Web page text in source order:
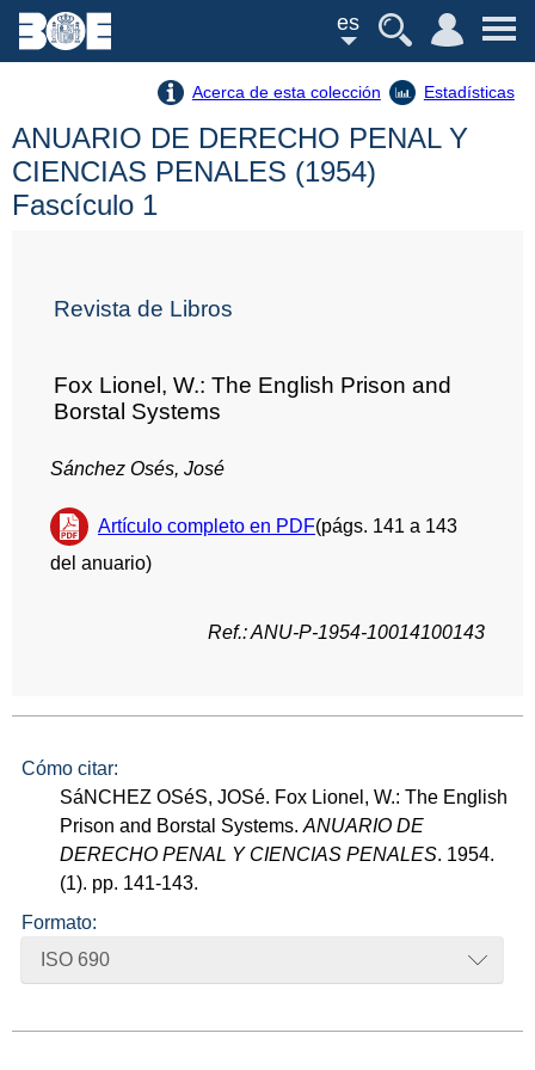
es
Acerca de esta colección Estadísticas
ANUARIO DE DERECHO PENAL Y
CIENCIAS PENALES (1954)
Fascículo 1
Revista de Libros
Fox Lionel, W.: The English Prison and
Borstal Systems
Sánchez Osés, José
Artículo completo en PDF(págs. 141 a 143
del anuario)
Ref.: ANU-P-1954-10014100143
Cómo citar:
SáNCHEZ OSéS, JOSé. Fox Lionel, W.: The English
Prison and Borstal Systems.ANUARIO DE
DERECHO PENAL Y CIENCIAS PENALES. 1954.
(1). pp. 141-143.
Formato:
ISO 690